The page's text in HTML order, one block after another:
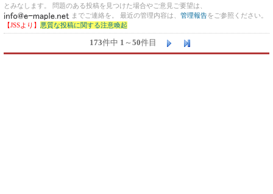
とみなします。 問題のある投稿を見つけた場合やご意見ご要望は、
までご連絡を。 最近の管理内容は、 管理報告をご参照ください。
【JSSより】 悪質な投稿に関する注意喚起
173件中 1 ～ 50件目